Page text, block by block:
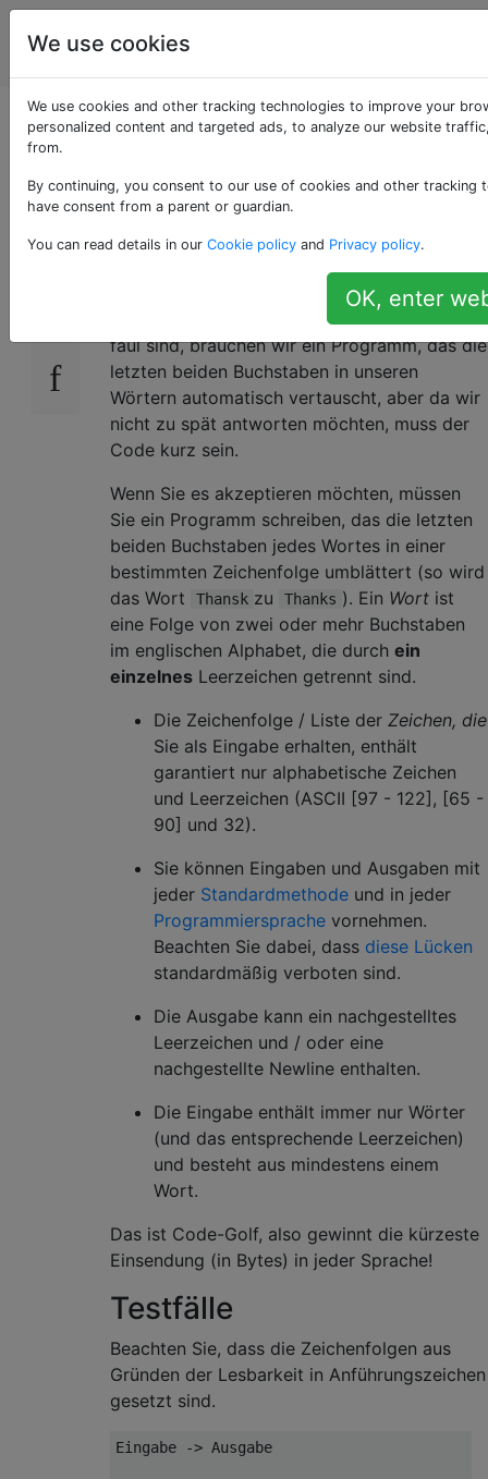
Programmierrätsel
& Code Golf
Flippign Lettesr
Aroudn
Im Chat tippen wir oft schnell und sehen uns
Buchstabennicht genau
bevor wir eine Nachricht posten . Da wir
faul sind, brauchen wir ein Programm, das die
letzten beiden Buchstaben in unseren
Wörtern automatisch vertauscht, aber da wir
nicht zu spät antworten möchten, muss der
Code kurz sein.
Wenn Sie es akzeptieren möchten, müssen
Sie ein Programm schreiben, das die letzten
beiden Buchstaben jedes Wortes in einer
bestimmten Zeichenfolge umblättert (so wird
das Wort
Thansk zu Thanks ). Ein Wort ist
eine Folge von zwei oder mehr Buchstaben
im englischen Alphabet, die durch ein
einzelnes Leerzeichen getrennt sind.
Die Zeichenfolge / Liste der Zeichen, die
Sie als Eingabe erhalten, enthält
garantiert nur alphabetische Zeichen
und Leerzeichen (ASCII [97 - 122], [65 -
90] und 32).
Sie können Eingaben und Ausgaben mit
jeder Standardmethode und in jeder
Programmiersprache vornehmen.
Beachten Sie dabei, dass diese Lücken
standardmäßig verboten sind.
Die Ausgabe kann ein nachgestelltes
Leerzeichen und / oder eine
nachgestellte Newline enthalten.
Die Eingabe enthält immer nur Wörter
(und das entsprechende Leerzeichen)
und besteht aus mindestens einem
Wort.
Das ist Code-Golf, also gewinnt die kürzeste
Einsendung (in Bytes) in jeder Sprache!
Testfälle
Beachten Sie, dass die Zeichenfolgen aus
Gründen der Lesbarkeit in Anführungszeichen
gesetzt sind.
Eingabe -> Ausgabe
We use cookies
We use cookies and other tracking technologies to improve your
personalized content and targeted ads, to analyze our website
from.
By continuing, you consent to our use of cookies and other
have consent from a parent or guardian.
You can read details in our Cookie policy and Privacy policy.
OK, enter